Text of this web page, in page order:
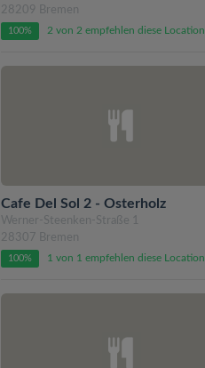
28209 Bremen
100% 2 von 2 empfehlen diese Location
Cafe Del Sol 2 - Osterholz
Werner-Steenken-Straße 1
28307 Bremen
100% 1 von 1 empfehlen diese Location